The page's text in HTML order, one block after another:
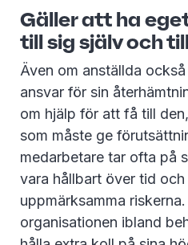
Gäller att ha
till sig själv och
Även om anställda
ansvar för sin
om hjälp för att få till
som måste ge
medarbetare tar ofta på
vara hållbart över tid
uppmärksamma
organisationen ibland